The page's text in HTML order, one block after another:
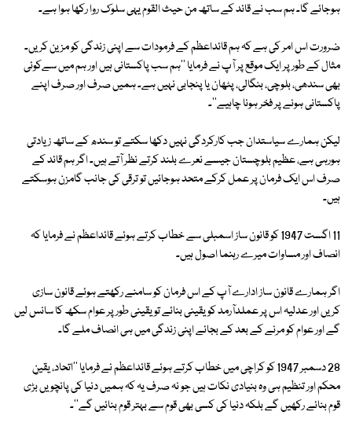
ہوجائے گا۔ ہم سب نے قائد کے ساتھ من حیث القوم یہی سلوک روا رکھا ہوا ہے۔
ضرورت اس امر کی ہے کہ ہم قائداعظم کے فرمودات سے اپنی زندگی کو مزین کریں۔
مثال کے طور پر ایک موقع پر آپ نے فرمایا ''ہم سب پاکستانی ہیں اور ہم میں سےکوئی
بھی سندھی، بلوچی، بنگالی، پٹھان یا پنجابی نہیں ہے۔ ہمیں صرف اور صرف اپنے
پاکستانی ہونے پر فخر ہونا چاہیے''۔
لیکن ہمارے سیاستدان جب کارکردگی نہیں دکھا سکتے تو سندھ کے ساتھ زیادتی
ہورہی ہے، عظیم بلوچستان جیسے نعرے بلند کرتے نظر آتے ہیں۔ اگر ہم قائد کے
صرف اس ایک فرمان پر عمل کرکے متحد ہوجائیں تو ترقی کی جانب گامزن ہوسکتے
ہیں۔
11 اگست 1947 کو قانون ساز اسمبلی سے خطاب کرتے ہوئے قائداعظم نے فرمایا کہ
انصاف اور مساوات میرے رہنما اصول ہیں۔
اگر ہمارے قانون ساز ادارے آپ کے اس فرمان کو سامنے رکھتے ہوئے قانون سازی
کریں اور عدلیہ اس پر عملدآرمد کو یقینی بنائے تو یقینی طور پر عوام سکھ کا سانس لیں
گے اور عوام کو مرنے کے بعد کے بجائے اپنی زندگی میں ہی انصاف ملے گا۔
28 دسمبر 1947 کو کراچی میں خطاب کرتے ہوئے قائداعظم نے فرمایا ''اتحاد، یقینِ
محکم اور تنظیم ہی وہ بنیادی نکات ہیں جو نہ صرف یہ کہ ہمیں دنیا کی پانچویں بڑی
قوم بنائے رکھیں گے بلکہ دنیا کی کسی بھی قوم سے بہتر قوم بنائیں گے''۔